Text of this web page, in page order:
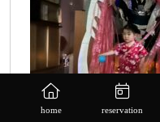
home reservation